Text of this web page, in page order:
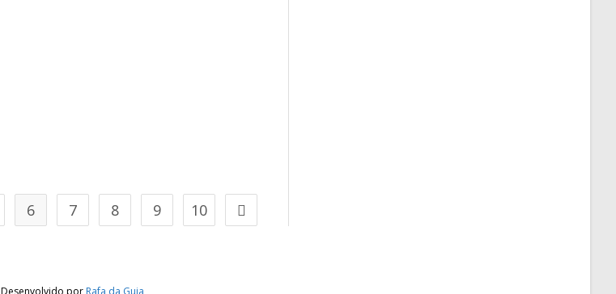
6 7 8 9 10
Desenvolvido por Rafa da Guia